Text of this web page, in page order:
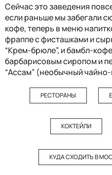
Сейчас это заведения
если раньше мы забегали
кофе, теперь в меню
фраппе с фисташками и
“Крем-брюле”, и бамбл-
барбарисовым сиропом и
“Ассам” (необычный
РЕСТОРАНЫ
КОКТЕЙЛИ
КУДА СХОДИТЬ В